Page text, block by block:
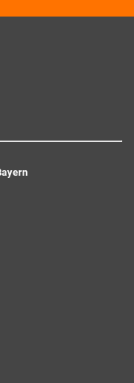
Aber auch
zeitgemäß digital.
zur Verarbeitung